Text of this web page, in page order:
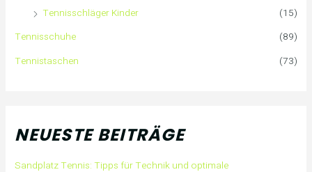
Tennisschläger Kinder
(15)
Tennisschuhe
(89)
Tennistaschen
(73)
NEUESTE BEITRÄGE
Sandplatz Tennis: Tipps für Technik und optimale